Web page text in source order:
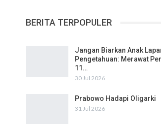
BERITA TERPOPULER
Jangan Biarkan Anak
Pengetahuan: Merawat
11…
30 Jul 2026
Prabowo Hadapi Oligarki
31 Jul 2026